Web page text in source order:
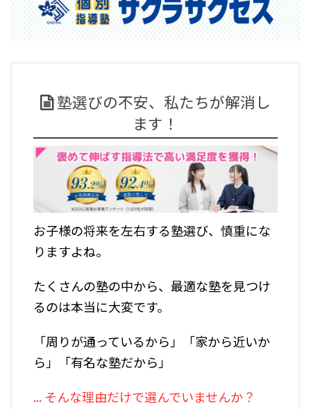
塾選びの不安、私たちが解消し
ます！
お子様の将来を左右する塾選び、慎重にな
りますよね。
たくさんの塾の中から、最適な塾を見つけ
るのは本当に大変です。
「周りが通っているから」「家から近いか
ら」「有名な塾だから」
... そんな理由だけで選んでいませんか？